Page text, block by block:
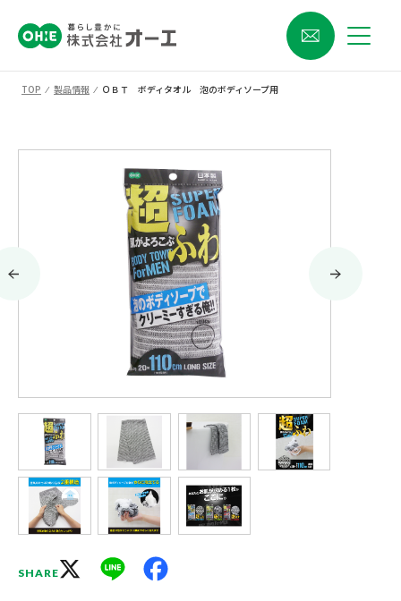
TOP ⁄ 製品情報 ⁄ ＯＢＴ ボディタオル 泡のボディソープ用
SHARE Line